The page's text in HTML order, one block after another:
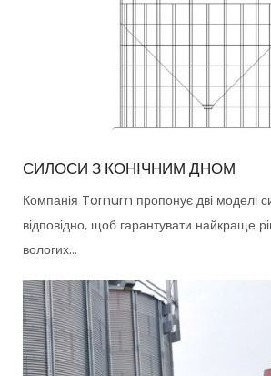
СИЛОСИ З КОНІЧНИМ ДНОМ
Компанія Tornum пропонує дві моделі
відповідно, щоб гарантувати найкраще
вологих...